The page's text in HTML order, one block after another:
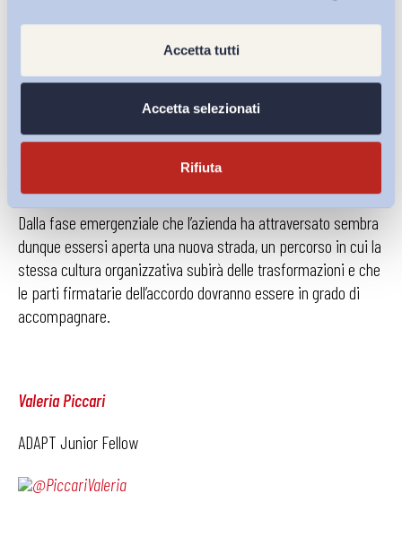
Accetta tutti
Accetta selezionati
Rifiuta
L’accordo avrà validità a decorrere dalla fine della fase
mesi, durante i quali le parti si impegneranno ad effettuare
una verifica intermedia, al sesto mese di applicazione, in
merito all’andamento dell’utilizzo dello Smart Working.
Dalla fase emergenziale che l’azienda ha attraversato sembra
dunque essersi aperta una nuova strada, un percorso in cui la
stessa cultura organizzativa subirà delle trasformazioni e che
le parti firmatarie dell’accordo dovranno essere in grado di
accompagnare.
Valeria Piccari
ADAPT Junior Fellow
@PiccariValeria